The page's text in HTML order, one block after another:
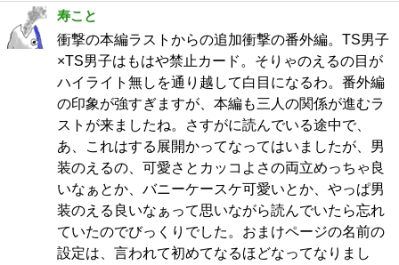
寿こと
衝撃の本編ラストからの追加衝撃の番外編。TS男子
×TS男子はもはや禁止カード。そりゃのえるの目が
ハイライト無しを通り越して白目になるわ。番外編
の印象が強すぎますが、本編も三人の関係が進むラ
ストが来ましたね。さすがに読んでいる途中で、
あ、これはする展開かってなってはいましたが、男
装のえるの、可愛さとカッコよさの両立めっちゃ良
いなぁとか、バニーケースケ可愛いとか、やっぱ男
装のえる良いなぁって思いながら読んでいたら忘れ
ていたのでびっくりでした。おまけページの名前の
設定は、言われて初めてなるほどなってなりまし